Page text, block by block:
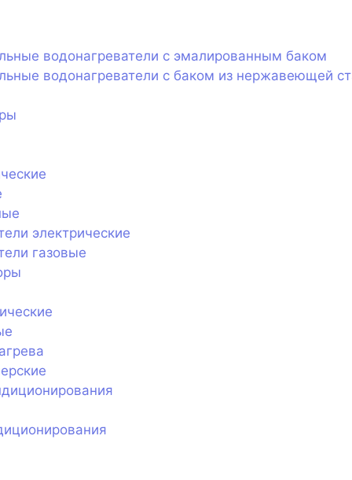
водонагреватели с эмалированным баком
водонагреватели с баком из нержавеющей
электрические
газовые